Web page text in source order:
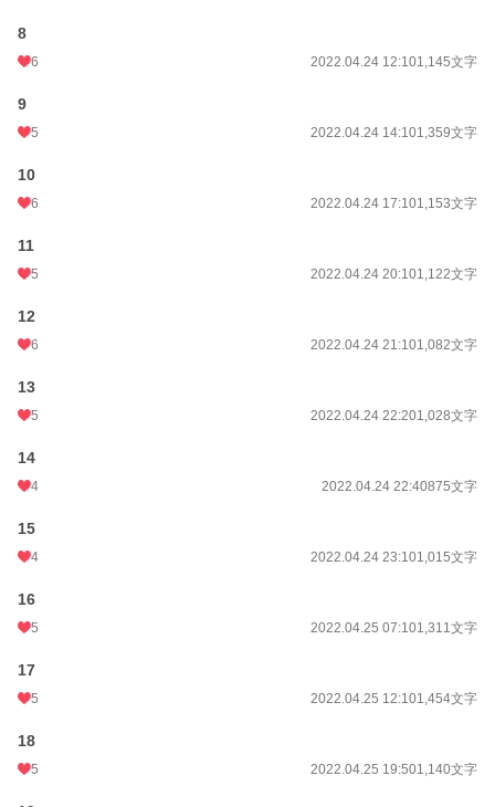
8
6 2022.04.24 12:101,145文字
9
5 2022.04.24 14:101,359文字
10
6 2022.04.24 17:101,153文字
11
5 2022.04.24 20:101,122文字
12
6 2022.04.24 21:101,082文字
13
5 2022.04.24 22:201,028文字
14
4 2022.04.24 22:40875文字
15
4 2022.04.24 23:101,015文字
16
5 2022.04.25 07:101,311文字
17
5 2022.04.25 12:101,454文字
18
5 2022.04.25 19:501,140文字